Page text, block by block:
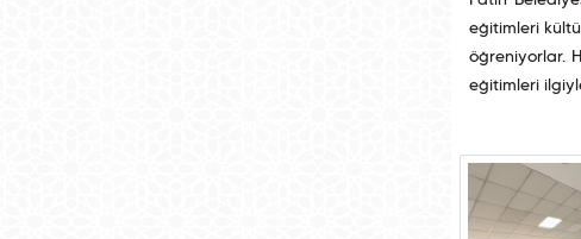
eğitimleri
öğreniyorlar.
eğitimleri